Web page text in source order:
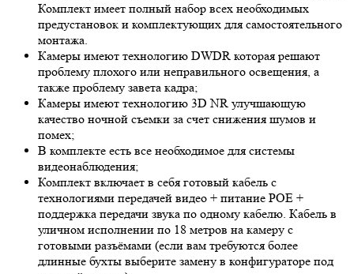
Комплект имеет полный набор всех необходимых
предустановок и комплектующих для самостоятельного
монтажа.
Камеры имеют технологию DWDR которая решают
проблему плохого или неправильного освещения, а
также проблему завета кадра;
Камеры имеют технологию 3D NR улучшающую
качество ночной съемки за счет снижения шумов и
помех;
В комплекте есть все необходимое для системы
видеонаблюдения;
Комплект включает в себя готовый кабель с
технологиями передачей видео + питание POE +
поддержка передачи звука по одному кабелю. Кабель в
уличном исполнении по 18 метров на камеру с
готовыми разъёмами (если вам требуются более
длинные бухты выберите замену в конфигураторе под